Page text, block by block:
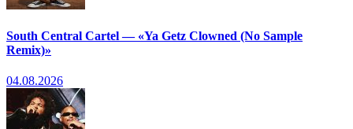
South Central Cartel — «Ya Getz Clowned (No Sample
Remix)»
04.08.2026